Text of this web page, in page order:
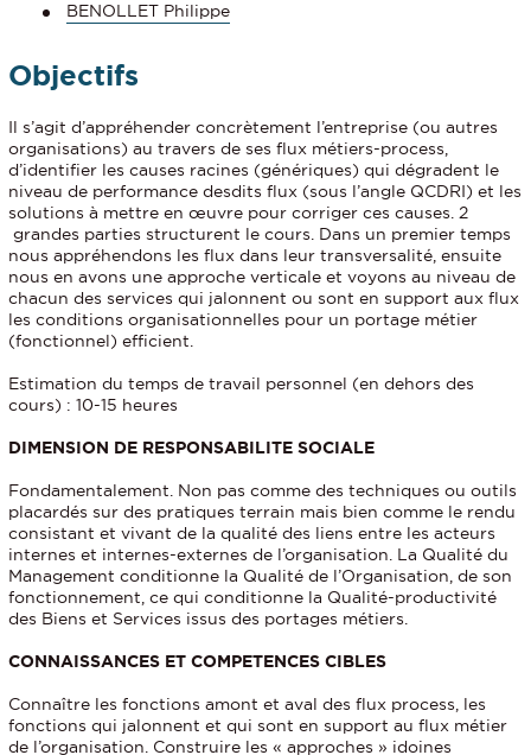
BENOLLET Philippe
Objectifs
Il s’agit d’appréhender concrètement l’entreprise (ou autres
organisations) au travers de ses flux métiers-process,
d’identifier les causes racines (génériques) qui dégradent le
niveau de performance desdits flux (sous l’angle QCDRI) et les
solutions à mettre en œuvre pour corriger ces causes. 2
grandes parties structurent le cours. Dans un premier temps
nous appréhendons les flux dans leur transversalité, ensuite
nous en avons une approche verticale et voyons au niveau de
chacun des services qui jalonnent ou sont en support aux flux
les conditions organisationnelles pour un portage métier
(fonctionnel) efficient.
Estimation du temps de travail personnel (en dehors des
cours) : 10-15 heures
DIMENSION DE RESPONSABILITE SOCIALE
Fondamentalement. Non pas comme des techniques ou outils
placardés sur des pratiques terrain mais bien comme le rendu
consistant et vivant de la qualité des liens entre les acteurs
internes et internes-externes de l’organisation. La Qualité du
Management conditionne la Qualité de l’Organisation, de son
fonctionnement, ce qui conditionne la Qualité-productivité
des Biens et Services issus des portages métiers.
CONNAISSANCES ET COMPETENCES CIBLES
Connaître les fonctions amont et aval des flux process, les
fonctions qui jalonnent et qui sont en support au flux métier
de l’organisation. Construire les « approches » idoines